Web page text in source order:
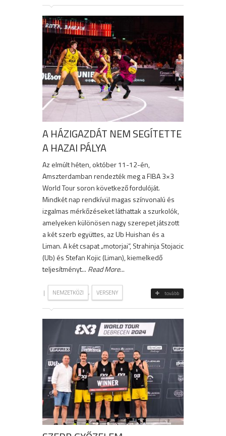
A HÁZIGAZDÁT NEM SEGÍTETTE
A HAZAI PÁLYA
Az elmúlt héten, október 11-12-én,
Amszterdamban rendezték meg a FIBA 3×3
World Tour soron következő fordulóját.
Mindkét nap rendkívül magas színvonalú és
izgalmas mérkőzéseket láthattak a szurkolók,
amelyeken különösen nagy szerepet játszott
a két szerb együttes, az Ub Huishan és a
Liman. A két csapat „motorjai”, Strahinja Stojacic
(Ub) és Stefan Kojic (Liman), kiemelkedő
teljesítményt... Read More...
| NEMZETKÖZI , VERSENY tovább